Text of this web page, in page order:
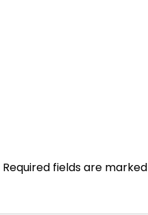
Required fields are marked